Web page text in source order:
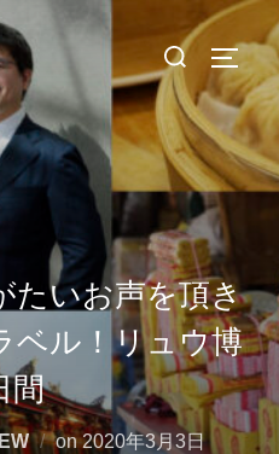
検
索
対
象:
サイ
たいお声を頂き
ベル！リュウ博
間
on投
2020年3月3日